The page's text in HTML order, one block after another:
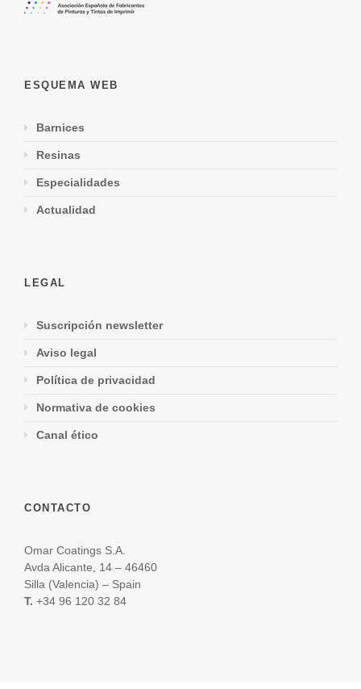
ESQUEMA WEB
Barnices
Resinas
Especialidades
Actualidad
LEGAL
Suscripción newsletter
Aviso legal
Política de privacidad
Normativa de cookies
Canal ético
CONTACTO
Omar Coatings S.A.
Avda Alicante, 14 – 46460
Silla (Valencia) – Spain
T. +34 96 120 32 84